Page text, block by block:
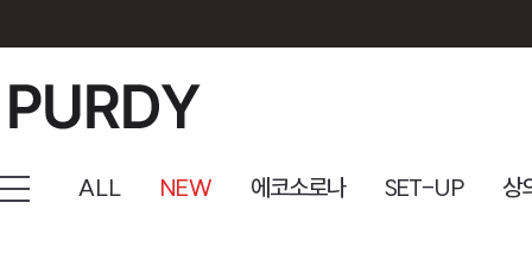
ALL NEW 에코소로나 SET-UP 상